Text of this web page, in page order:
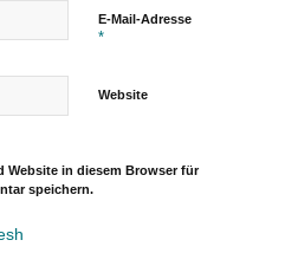
E-Mail-Adresse
*
Website
Website in diesem Browser für
speichern.